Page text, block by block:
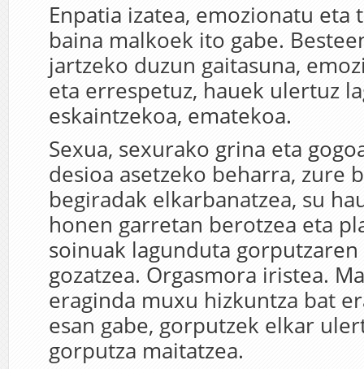
Enpatia izatea, emozionatu eta
baina malkoek ito gabe.
jartzeko duzun gaitasuna,
eta errespetuz, hauek ulertuz
eskaintzekoa, ematekoa.
Sexua, sexurako grina eta
desioa asetzeko beharra, zure
begiradak elkarbanatzea, su
honen garretan berotzea eta
soinuak lagunduta gorputzaren
gozatzea. Orgasmora iristea.
eraginda muxu hizkuntza bat
esan gabe, gorputzek elkar
gorputza maitatzea.